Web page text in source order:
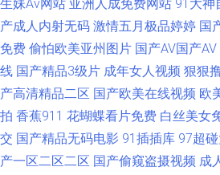
大香蕉伊人情色 久久午夜网欧美 91看片免费
六区 日韩三级在线观看 亚州av不卡在线播放
美成人久久 91专区在线欢看 久热精品色情 午
角社区吃瓜黑料 91手机在线视频 91拍黄 大香
生妹Av网站 亚洲人成免费网站 91大神
产成人内射无码 激情五月极品婷婷 国
免费 偷怕欧美亚州图片 国产AV国产AV
线 国产精品3级片 成年女人视频 狠狠
产高清精品二区 国产欧美在线视频 欧
拍 香蕉911 花蝴蝶看片免费 白丝美女
交 国产精品无码电影 91插插库 97超
产一区二区二区 国产偷窥盗摄视频 成